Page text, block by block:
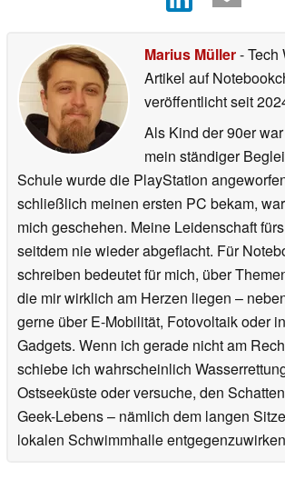
Marius Müller- Tech
Artikel auf
veröffentlichtseit
Als Kind der 90er
mein ständiger
Schule wurde die PlayStation
schließlich meinen ersten PC bekam,
mich geschehen. Meine Leidenschaft
seitdem nie wieder abgeflacht. Für
schreiben bedeutet für mich, über
die mir wirklich am Herzen liegen –
gerne über E-Mobilität, Fotovoltaik oder
Gadgets. Wenn ich gerade nicht am
schiebe ich wahrscheinlich
Ostseeküste oder versuche, den
Geek-Lebens – nämlich dem langen
lokalen Schwimmhalle